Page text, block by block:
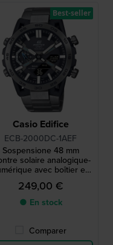
Casio Edifice
ECB-2000DC-1AEF
Sospensione 48 mm
solaire analogique-
avec boîtier en
carbone et Bluetooth
249,00 €
● En stock
Comparer
Best-seller